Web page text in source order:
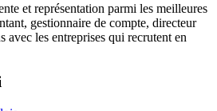
et représentation parmi les meilleures
gestionnaire de compte, directeur
avec les entreprises qui recrutent en